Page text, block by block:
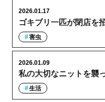
ゴキブリ一匹が閉店を
2026.01.17
害虫
私の大切なニットを襲
2026.01.09
生活